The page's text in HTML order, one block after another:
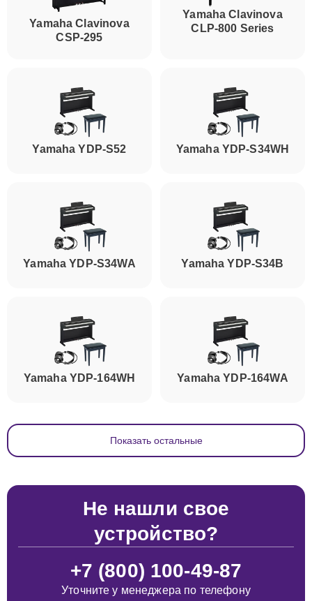
Yamaha Clavinova
CSP-295
Yamaha Clavinova
CLP-800 Series
Yamaha YDP-S52 Yamaha YDP-S34WH
Yamaha YDP-S34WA Yamaha YDP-S34B
Yamaha YDP-164WH Yamaha YDP-164WA
Показать остальные
Не нашли свое
устройство?
+7 (800) 100-49-87
Уточните у менеджера по телефону